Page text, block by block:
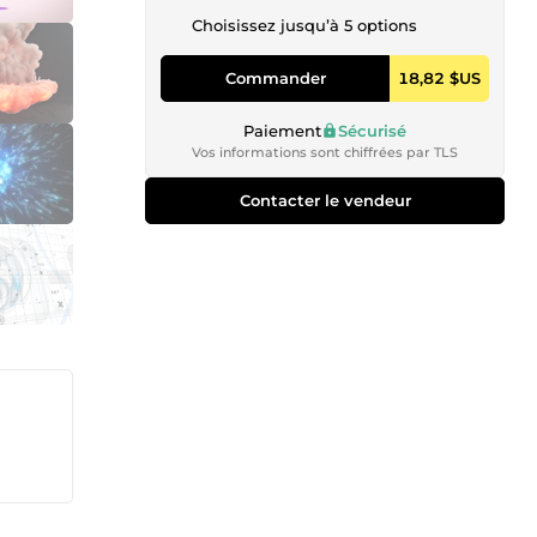
Choisissez jusqu’à 5 options
Commander 18,82 $US
Paiement Sécurisé
Vos informations sont chiffrées par TLS
Contacter le vendeur